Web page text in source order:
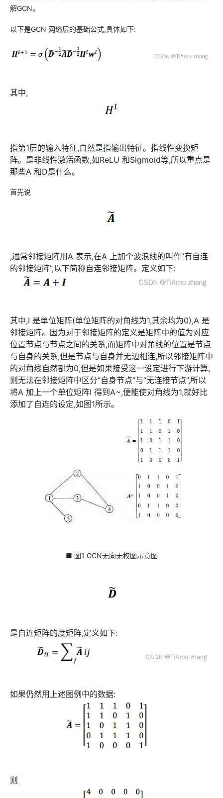
解GCN。
以下是GCN 网络层的基础公式,具体如下:
其中,
指第1层的输入特征,自然是指输出特征。指线性变换矩
阵。是非线性激活函数,如ReLU 和Sigmoid等,所以重点是
那些A 和D是什么。
首先说
,通常邻接矩阵用A 表示,在A 上加个波浪线的叫作“有自连
的邻接矩阵”,以下简称自连邻接矩阵。定义如下:
其中,I 是单位矩阵(单位矩阵的对角线为1,其余均为0),A 是
邻接矩阵。因为对于邻接矩阵的定义是矩阵中的值为对应
位置节点与节点之间的关系,而矩阵中对角线的位置是节点
与自身的关系,但是节点与自身并无边相连,所以邻接矩阵中
的对角线自然都为0,但是如果接受这一设定进行下游计算,
则无法在邻接矩阵中区分“自身节点”与“无连接节点”,所以
将A 加上一个单位矩阵I 得到A~,便能使对角线为1,就好比
添加了自连的设定,如图1所示。
■ 图1 GCN无向无权图示意图
是自连矩阵的度矩阵,定义如下:
如果仍然用上述图例中的数据:
则